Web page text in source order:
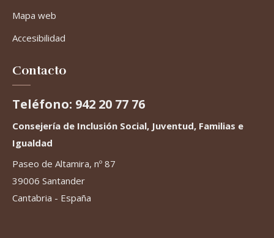
Mapa web
Accesibilidad
Contacto
Teléfono: 942 20 77 76
Consejería de Inclusión Social, Juventud, Familias e
Igualdad
Paseo de Altamira, nº 87
39006 Santander
Cantabria - España